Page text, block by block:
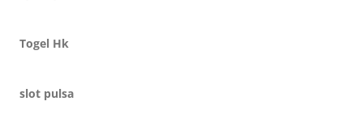
Togel Hk
slot pulsa